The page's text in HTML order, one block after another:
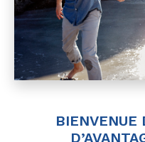
BIENVENUE